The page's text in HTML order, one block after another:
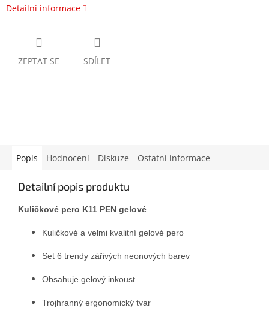
Detailní informace
ZEPTAT SE SDÍLET
Popis Hodnocení Diskuze Ostatní informace
Detailní popis produktu
Kuličkové pero K11 PEN gelové
Kuličkové a velmi kvalitní gelové pero
Set 6 trendy zářivých neonových barev
Obsahuje gelový inkoust
Trojhranný ergonomický tvar